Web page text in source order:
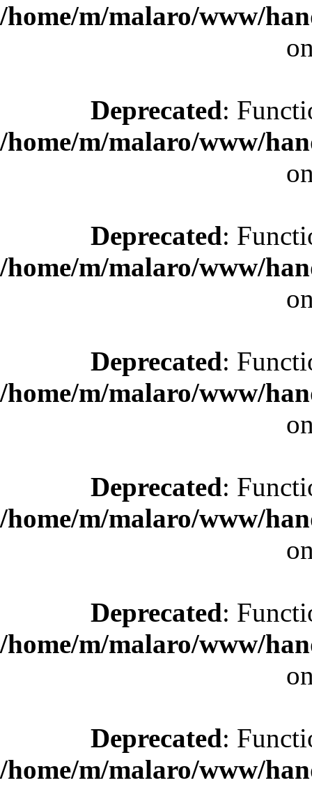
/home/m/malaro/www/
Deprecated:
/home/m/malaro/www/
Deprecated:
/home/m/malaro/www/
Deprecated:
/home/m/malaro/www/
Deprecated:
/home/m/malaro/www/
Deprecated:
/home/m/malaro/www/
Deprecated:
/home/m/malaro/www/